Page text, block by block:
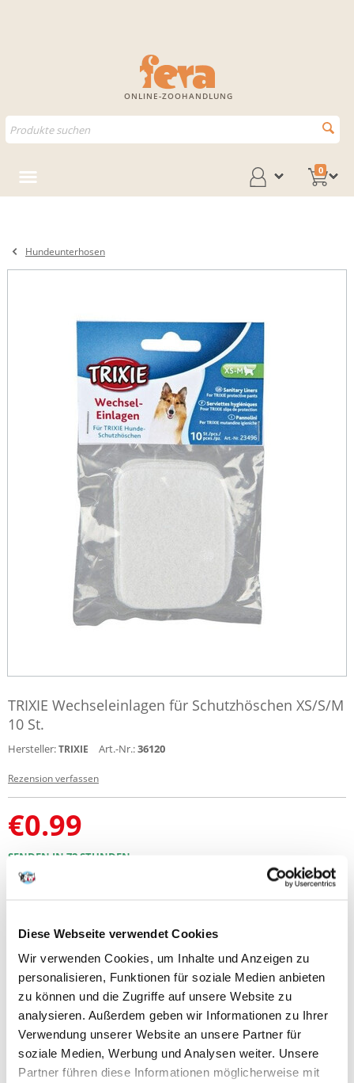
Diese Webseite verwendet Cookies
Wir verwenden Cookies, um Inhalte und Anzeigen zu
personalisieren, Funktionen für soziale Medien anbieten
zu können und die Zugriffe auf unsere Website zu
analysieren. Außerdem geben wir Informationen zu Ihrer
Verwendung unserer Website an unsere Partner für
soziale Medien, Werbung und Analysen weiter. Unsere
Partner führen diese Informationen möglicherweise mit
ONLINE-ZOOHANDLUNG
0
Hundeunterhosen
TRIXIE Wechseleinlagen für Schutzhöschen XS/S/M
10 St.
Hersteller:TRIXIE Art.-Nr.:36120
Rezension verfassen
€0.99
SENDEN IN 72 STUNDEN
Bilder unserer Kunden
Produktbeschreibung
Wechseleinlagen für Schutzhöschen
passend für alle TRIXIE Schutzhöschen
Größe: XS/S/M
Inhalt: 10 St.